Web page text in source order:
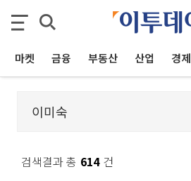
마켓 금융 부동산 산업 경제
검색결과 총 614 건